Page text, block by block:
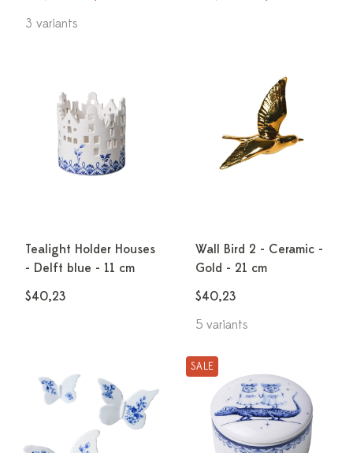
3 variants
Tealight Holder Houses
- Delft blue - 11 cm
$40,23
Wall Bird 2 - Ceramic -
Gold - 21 cm
$40,23
5 variants
SALE